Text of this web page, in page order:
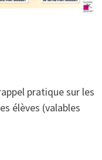
pratique sur les
élèves (valables